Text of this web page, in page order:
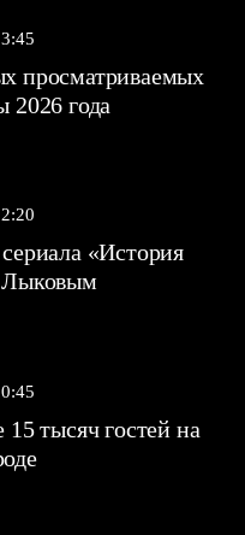
просматриваемых
2026 года
«История
Лыковым
тысяч гостей на